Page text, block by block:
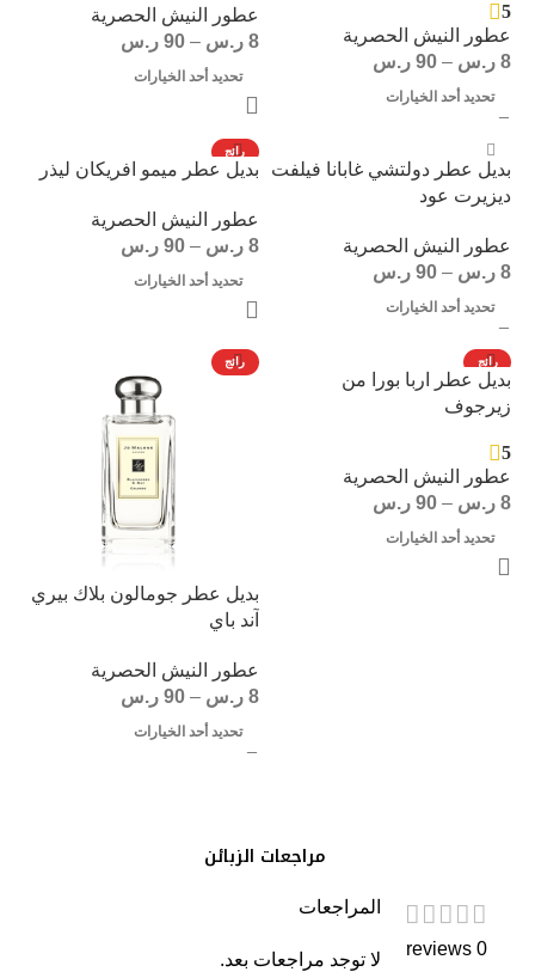
5
عطور النيش الحصرية
8 ر.س –
90 ر.س
تحديد أحد الخيارات
عطور النيش الحصرية
8 ر.س –
90 ر.س
تحديد أحد الخيارات
بديل عطر دولتشي غابانا فيلفت
ديزيرت عود
عطور النيش الحصرية
8 ر.س –
90 ر.س
تحديد أحد الخيارات
رائج
بديل عطر ميمو افريكان ليذر
عطور النيش الحصرية
8 ر.س –
90 ر.س
تحديد أحد الخيارات
رائج
بديل عطر اربا بورا من
زيرجوف
5
عطور النيش الحصرية
8 ر.س –
90 ر.س
تحديد أحد الخيارات
رائج
بديل عطر جومالون بلاك بيري
آند باي
عطور النيش الحصرية
8 ر.س –
90 ر.س
تحديد أحد الخيارات
مراجعات الزبائن
0 reviews
المراجعات
لا توجد مراجعات بعد.